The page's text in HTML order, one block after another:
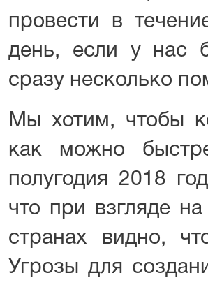
провести в
день, если у нас
сразу несколько
Мы хотим, чтобы
как можно
полугодия 2018
что при взгляде
странах видно,
Угрозы для